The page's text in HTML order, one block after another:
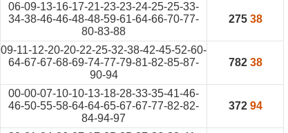
06-09-13-16-17-21-23-23-24-25-25-33-
34-38-46-46-48-48-59-61-64-66-70-77-
80-83-88
275 38
09-11-12-20-20-22-25-32-38-42-45-52-60-
64-67-67-68-69-74-77-79-81-82-85-87-
90-94
782 38
00-00-07-10-10-13-18-28-33-35-41-46-
46-50-55-58-64-64-65-67-67-77-82-82-
84-94-97
372 94